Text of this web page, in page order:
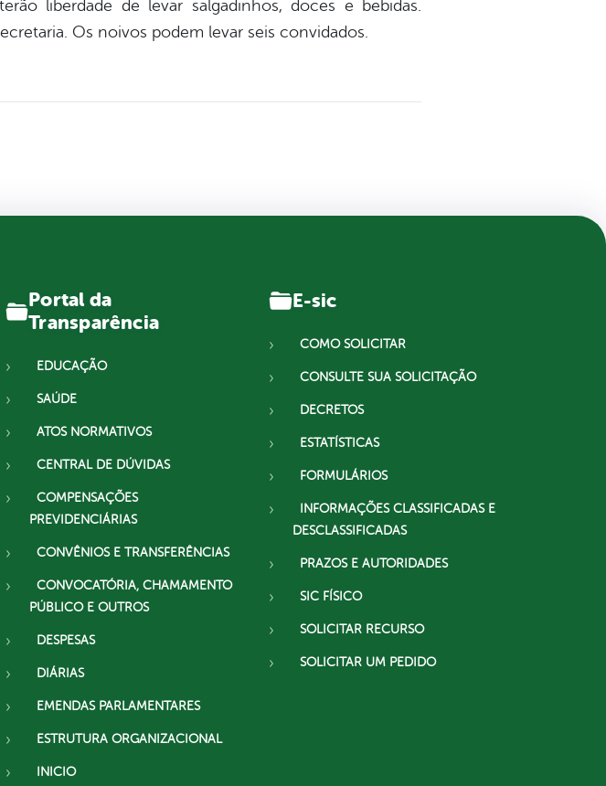
liberdade de levar salgadinhos, doces e bebidas.
Os noivos podem levar seis convidados.
Portal da
Transparência
EDUCAÇÃO
SAÚDE
ATOS NORMATIVOS
CENTRAL DE DÚVIDAS
COMPENSAÇÕES
PREVIDENCIÁRIAS
CONVÊNIOS E TRANSFERÊNCIAS
CONVOCATÓRIA, CHAMAMENTO
PÚBLICO E OUTROS
DESPESAS
DIÁRIAS
EMENDAS PARLAMENTARES
ESTRUTURA ORGANIZACIONAL
INICIO
E-sic
COMO SOLICITAR
CONSULTE SUA SOLICITAÇÃO
DECRETOS
ESTATÍSTICAS
FORMULÁRIOS
INFORMAÇÕES CLASSIFICADAS E
DESCLASSIFICADAS
PRAZOS E AUTORIDADES
SIC FÍSICO
SOLICITAR RECURSO
SOLICITAR UM PEDIDO